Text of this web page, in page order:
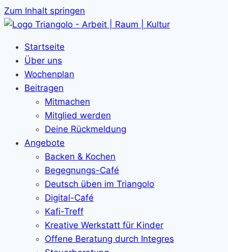
Zum Inhalt springen
Startseite
Über uns
Wochenplan
Beitragen
Mitmachen
Mitglied werden
Deine Rückmeldung
Angebote
Backen & Kochen
Begegnungs-Café
Deutsch üben im Triangolo
Digital-Café
Kafi-Treff
Kreative Werkstatt für Kinder
Offene Beratung durch Integres